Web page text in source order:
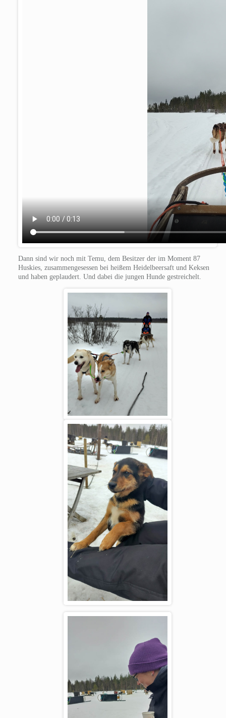
Dann sind wir noch mit Temu, dem Besitzer der im Moment 87
Huskies, zusammengesessen bei heißem Heidelbeersaft und Keksen
und haben geplaudert. Und dabei die jungen Hunde gestreichelt.